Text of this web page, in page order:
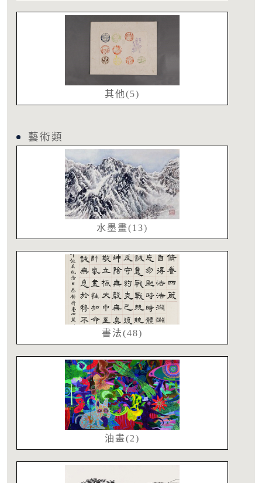
其他(5)
藝術類
水墨畫(13)
書法(48)
油畫(2)